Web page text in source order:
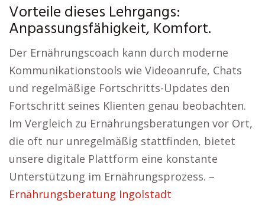
Vorteile dieses Lehrgangs:
Anpassungsfähigkeit, Komfort.
Der Ernährungscoach kann durch moderne
Kommunikationstools wie Videoanrufe, Chats
und regelmäßige Fortschritts-Updates den
Fortschritt seines Klienten genau beobachten.
Im Vergleich zu Ernährungsberatungen vor Ort,
die oft nur unregelmäßig stattfinden, bietet
unsere digitale Plattform eine konstante
Unterstützung im Ernährungsprozess. –
Ernährungsberatung Ingolstadt